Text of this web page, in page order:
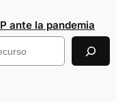
ante la pandemia